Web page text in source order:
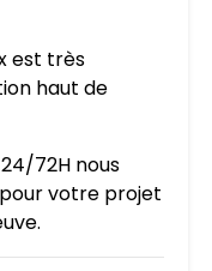
est très
haut de
72H nous
votre projet